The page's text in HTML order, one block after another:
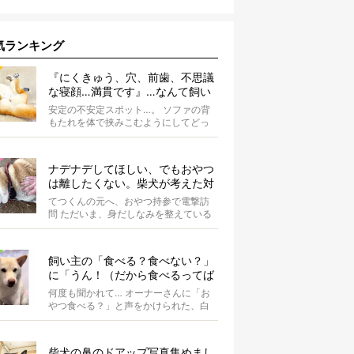
ランキング
『にくきゅう、穴、前歯、不思議
な寝顔…満貫です』…なんて飼い
主さんを言わしめた柴犬の謎すぎ
る寝相がコチラです。
安定の不安定スポット…。 ソファの背
もたれを体で挟みこむようにしてどっ
かり。そしてだらーんと足を垂直に落
ナデナデしてほしい、でもおやつ
は離したくない。柴犬が考えた対
応策が、欲しがりさんすぎて笑え
る【動画】
てつくんの元へ、おやつ持参で電撃訪
問 ただいま、身だしなみを整えている
最中の柴犬てつくん。 そこへ、オーナ
飼い主の「食べる？食べない？」
に「うん！（だから食べるってば
何回聞くの）」と答える柴犬可愛
い【動画】
何度も聞かれて… オーナーさんに「お
やつ食べる？」と声をかけられた、白
柴のぶらん。あまりのことに、しばら